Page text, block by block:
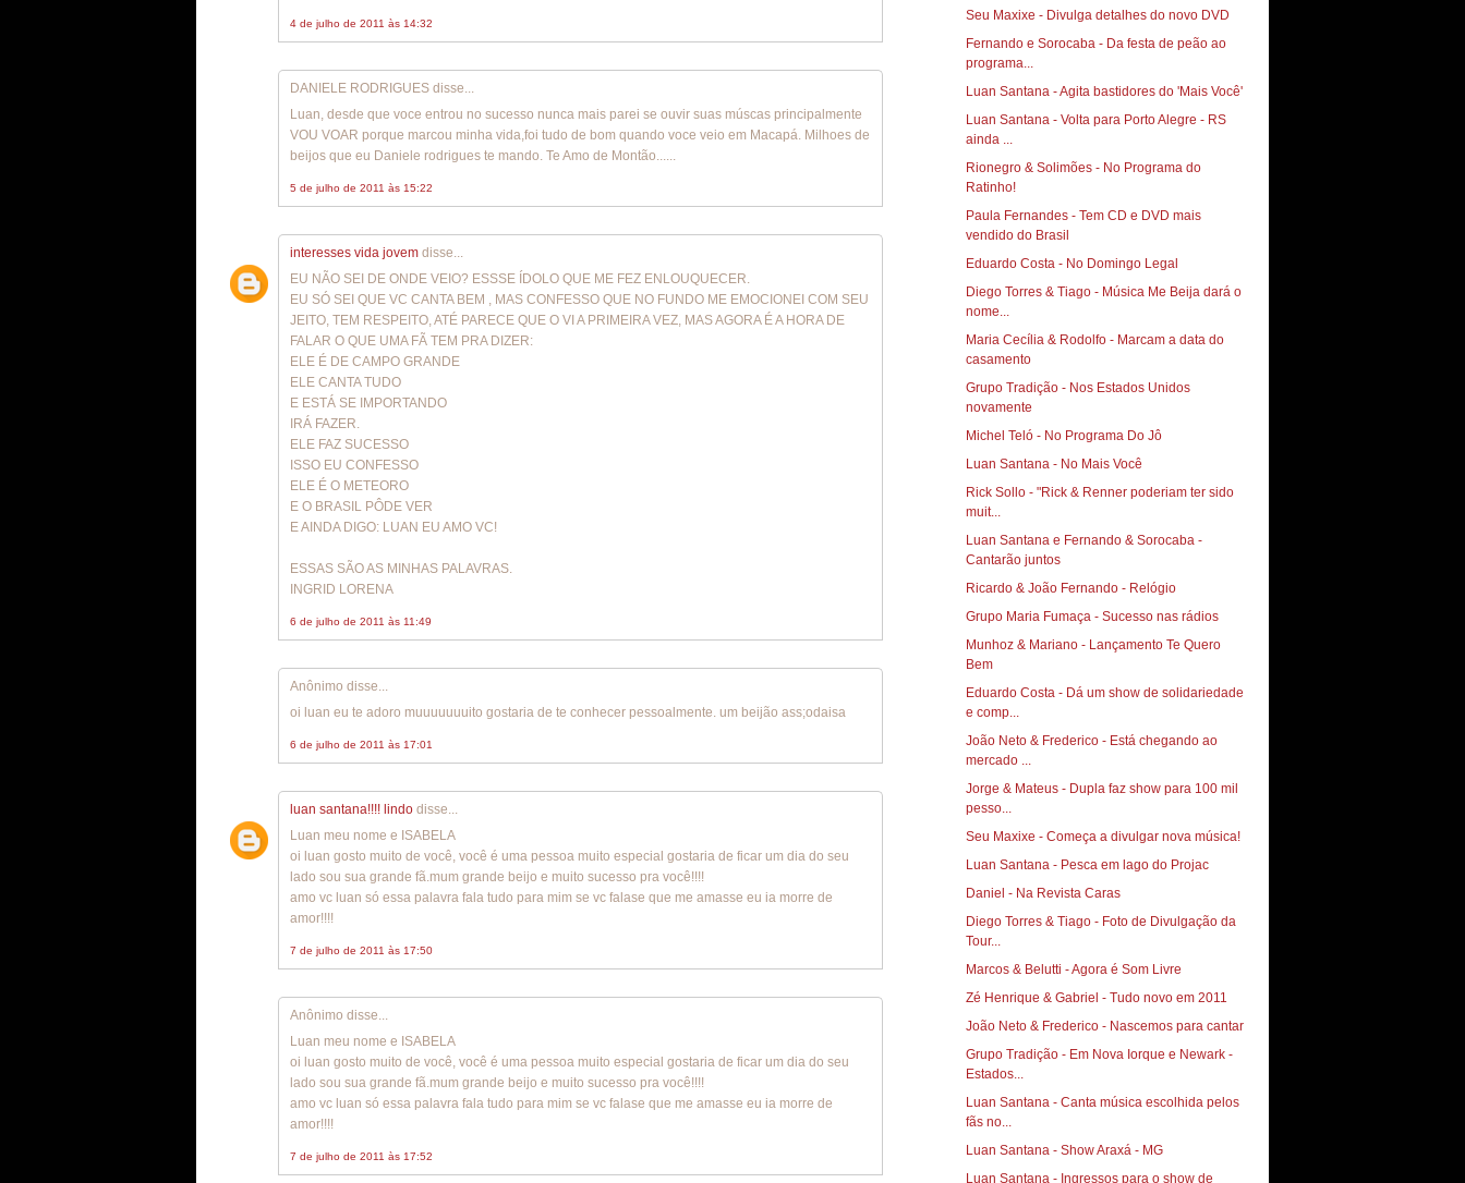
4 de julho de 2011 às 14:32
DANIELE RODRIGUES disse...
Luan, desde que voce entrou no sucesso nunca mais parei se ouvir suas múscas principalmente
VOU VOAR porque marcou minha vida,foi tudo de bom quando voce veio em Macapá. Milhoes de
beijos que eu Daniele rodrigues te mando. Te Amo de Montão......
5 de julho de 2011 às 15:22
interesses vida jovem disse...
EU NÃO SEI DE ONDE VEIO? ESSSE ÍDOLO QUE ME FEZ ENLOUQUECER.
EU SÓ SEI QUE VC CANTA BEM , MAS CONFESSO QUE NO FUNDO ME EMOCIONEI COM SEU
JEITO, TEM RESPEITO, ATÉ PARECE QUE O VI A PRIMEIRA VEZ, MAS AGORA É A HORA DE
FALAR O QUE UMA FÃ TEM PRA DIZER:
ELE É DE CAMPO GRANDE
ELE CANTA TUDO
E ESTÁ SE IMPORTANDO
IRÁ FAZER.
ELE FAZ SUCESSO
ISSO EU CONFESSO
ELE É O METEORO
E O BRASIL PÔDE VER
E AINDA DIGO: LUAN EU AMO VC!
ESSAS SÃO AS MINHAS PALAVRAS.
INGRID LORENA
6 de julho de 2011 às 11:49
Anônimo disse...
oi luan eu te adoro muuuuuuuito gostaria de te conhecer pessoalmente. um beijão ass;odaisa
6 de julho de 2011 às 17:01
luan santana!!!! lindo disse...
Luan meu nome e ISABELA
oi luan gosto muito de você, você é uma pessoa muito especial gostaria de ficar um dia do seu
lado sou sua grande fã.mum grande beijo e muito sucesso pra você!!!!
amo vc luan só essa palavra fala tudo para mim se vc falase que me amasse eu ia morre de
amor!!!!
7 de julho de 2011 às 17:50
Anônimo disse...
Luan meu nome e ISABELA
oi luan gosto muito de você, você é uma pessoa muito especial gostaria de ficar um dia do seu
lado sou sua grande fã.mum grande beijo e muito sucesso pra você!!!!
amo vc luan só essa palavra fala tudo para mim se vc falase que me amasse eu ia morre de
amor!!!!
7 de julho de 2011 às 17:52
Seu Maxixe - Divulga detalhes do novo DVD
Fernando e Sorocaba - Da festa de peão ao
programa...
Luan Santana - Agita bastidores do 'Mais Você'
Luan Santana - Volta para Porto Alegre - RS
ainda ...
Rionegro & Solimões - No Programa do
Ratinho!‏
Paula Fernandes - Tem CD e DVD mais
vendido do Brasil
Eduardo Costa - No Domingo Legal
Diego Torres & Tiago - Música Me Beija dará o
nome...
Maria Cecília & Rodolfo - Marcam a data do
casamento
Grupo Tradição - Nos Estados Unidos
novamente
Michel Teló - No Programa Do Jô
Luan Santana - No Mais Você
Rick Sollo - "Rick & Renner poderiam ter sido
muit...
Luan Santana e Fernando & Sorocaba -
Cantarão juntos
Ricardo & João Fernando - Relógio
Grupo Maria Fumaça - Sucesso nas rádios
Munhoz & Mariano‏ - Lançamento Te Quero
Bem
Eduardo Costa - Dá um show de solidariedade
e comp...
João Neto & Frederico - Está chegando ao
mercado ...
Jorge & Mateus - Dupla faz show para 100 mil
pesso...
Seu Maxixe - Começa a divulgar nova música!
Luan Santana - Pesca em lago do Projac
Daniel - Na Revista Caras
Diego Torres & Tiago‏ - Foto de Divulgação da
Tour...
Marcos & Belutti - Agora é Som Livre
Zé Henrique & Gabriel - Tudo novo em 2011
João Neto & Frederico - Nascemos para cantar
Grupo Tradição - Em Nova Iorque e Newark -
Estados...
Luan Santana - Canta música escolhida pelos
fãs no...
Luan Santana - Show Araxá - MG
Luan Santana - Ingressos para o show de